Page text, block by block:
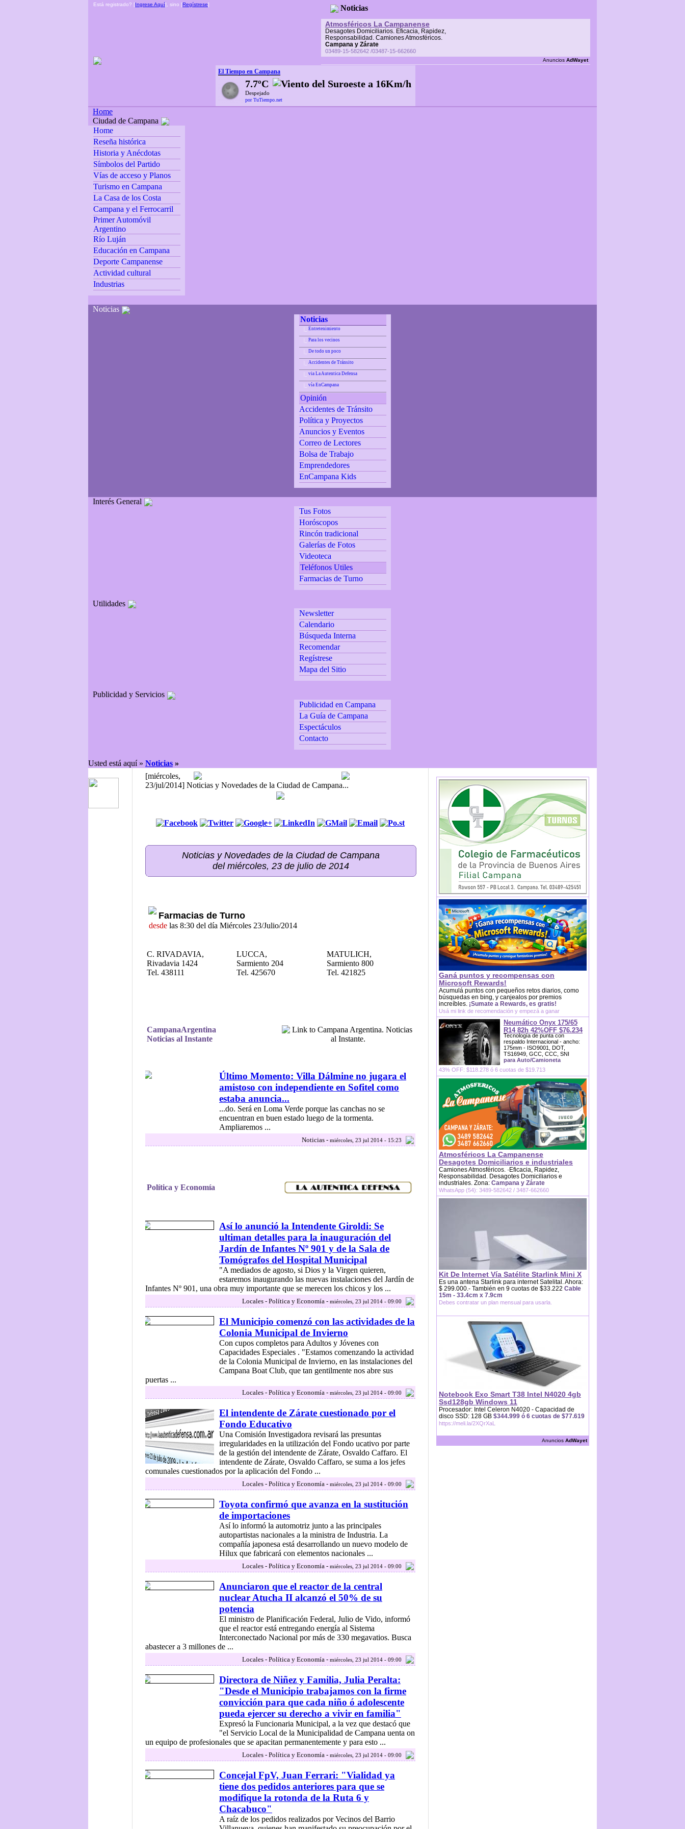
Está registrado? [Ingrese Aquí], sino [Regístrese] Noticias
Atmosféricos La Campanense
Desagotes Domiciliarios. Eficacia, Rapidez,
Responsabilidad. Camiones Atmosféricos.
Campana y Zárate
03489-15-582642 /03487-15-662660
Anuncios AdWayet
El Tiempo en Campana
7.7ºC
Despejado
por TuTiempo.net
Home
Ciudad de Campana
Home
Reseña histórica
Historia y Anécdotas
Símbolos del Partido
Vías de acceso y Planos
Turismo en Campana
La Casa de los Costa
Campana y el Ferrocarril
Primer Automóvil
Argentino
Río Luján
Educación en Campana
Deporte Campanense
Actividad cultural
Industrias
Noticias
Noticias
Entretenimiento
Para los vecinos
De todo un poco
Accidentes de Tránsito
via La Autentica Defensa
vía EnCampana
Opinión
Accidentes de Tránsito
Política y Proyectos
Anuncios y Eventos
Correo de Lectores
Bolsa de Trabajo
Emprendedores
EnCampana Kids
Interés General
Tus Fotos
Horóscopos
Rincón tradicional
Galerías de Fotos
Videoteca
Teléfonos Utiles
Farmacias de Turno
Utilidades
Newsletter
Calendario
Búsqueda Interna
Recomendar
Regístrese
Mapa del Sitio
Publicidad y Servicios
Publicidad en Campana
La Guía de Campana
Espectáculos
Contacto
Usted está aquí » Noticias »
[miércoles,
23/jul/2014] Noticias y Novedades de la Ciudad de Campana...
Noticias y Novedades de la Ciudad de Campana
del miércoles, 23 de julio de 2014
Farmacias de Turno
desde las 8:30 del día Miércoles 23/Julio/2014
C. RIVADAVIA,
Rivadavia 1424
Tel. 438111
LUCCA,
Sarmiento 204
Tel. 425670
MATULICH,
Sarmiento 800
Tel. 421825
CampanaArgentina
Noticias al Instante
Último Momento: Villa Dálmine no jugara el
amistoso con independiente en Sofitel como
estaba anuncia...
...do. Será en Loma Verde porque las canchas no se
encuentran en buen estado luego de la tormenta.
Ampliaremos ...
Noticias - miércoles, 23 jul 2014 - 15:23
Política y Economía
Así lo anunció la Intendente Giroldi: Se
ultiman detalles para la inauguración del
Jardín de Infantes Nº 901 y de la Sala de
Tomógrafos del Hospital Municipal
"A mediados de agosto, si Dios y la Virgen quieren,
estaremos inaugurando las nuevas instalaciones del Jardín de
Infantes Nº 901, una obra muy importante que se merecen los chicos y los ...
Locales - Política y Economía - miércoles, 23 jul 2014 - 09:00
El Municipio comenzó con las actividades de la
Colonia Municipal de Invierno
Con cupos completos para Adultos y Jóvenes con
Capacidades Especiales . "Estamos comenzando la actividad
de la Colonia Municipal de Invierno, en las instalaciones del
Campana Boat Club, que tan gentilmente nos abre sus
puertas ...
Locales - Política y Economía - miércoles, 23 jul 2014 - 09:00
El intendente de Zárate cuestionado por el
Fondo Educativo
Una Comisión Investigadora revisará las presuntas
irregularidades en la utilización del Fondo ucativo por parte
de la gestión del intendente de Zárate, Osvaldo Caffaro. El
intendente de Zárate, Osvaldo Caffaro, se suma a los jefes
comunales cuestionados por la aplicación del Fondo ...
Locales - Política y Economía - miércoles, 23 jul 2014 - 09:00
Toyota confirmó que avanza en la sustitución
de importaciones
Así lo informó la automotriz junto a las principales
autopartistas nacionales a la ministra de Industria. La
compañía japonesa está desarrollando un nuevo modelo de
Hilux que fabricará con elementos nacionales ...
Locales - Política y Economía - miércoles, 23 jul 2014 - 09:00
Anunciaron que el reactor de la central
nuclear Atucha II alcanzó el 50% de su
potencia
El ministro de Planificación Federal, Julio de Vido, informó
que el reactor está entregando energía al Sistema
Interconectado Nacional por más de 330 megavatios. Busca
abastecer a 3 millones de ...
Locales - Política y Economía - miércoles, 23 jul 2014 - 09:00
Directora de Niñez y Familia, Julia Peralta:
"Desde el Municipio trabajamos con la firme
convicción para que cada niño ó adolescente
pueda ejercer su derecho a vivir en familia"
Expresó la Funcionaria Municipal, a la vez que destacó que
"el Servicio Local de la Municipalidad de Campana uenta on
un equipo de profesionales que se apacitan permanentemente y para esto ...
Locales - Política y Economía - miércoles, 23 jul 2014 - 09:00
Concejal FpV, Juan Ferrari: "Vialidad ya
tiene dos pedidos anteriores para que se
modifique la rotonda de la Ruta 6 y
Chacabuco"
A raíz de los pedidos realizados por Vecinos del Barrio
Ganá puntos y recompensas con
Microsoft Rewards!
Acumulá puntos con pequeños retos diarios, como
búsquedas en bing, y canjealos por premios
increíbles. ¡Sumate a Rewards, es gratis!
Usá mi link de recomendación y empezá a ganar
Neumático Onyx 175/65
R14 82h 42%OFF $76.234
Tecnología de punta con
respaldo Internacional - ancho:
175mm - ISO9001, DOT,
TS16949, GCC, CCC, SNI
para Auto/Camioneta
43% OFF: $118.278 ó 6 cuotas de $19.713
Atmosféricos La Campanense
Desagotes Domiciliarios e industriales
Camiones Atmosféricos. ·Eficacia, Rapidez,
Responsabilidad. Desagotes Domiciliarios e
industriales. Zona: Campana y Zárate
WhatsApp (54): 3489-582642 / 3487-662660
Kit De Internet Vía Satélite Starlink Mini X
Es una antena Starlink para internet Satelital. Ahora:
$ 299.000.- También en 9 cuotas de $33.222 Cable
15m - 33.4cm x 7.9cm
Debes contratar un plan mensual para usarla.
Notebook Exo Smart T38 Intel N4020 4gb
Ssd128gb Windows 11
Procesador: Intel Celeron N4020 - Capacidad de
disco SSD: 128 GB $344.999 ó 6 cuotas de $77.619
https://meli.la/2XQrXaL
Anuncios AdWayet